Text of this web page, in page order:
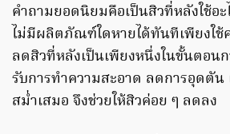
คำถามยอดนิยมคือเป็นสิวที่หลังใช้อ
ไม่มีผลิตภัณฑ์ใดหายได้ทันทีเพียงใช้
ลดสิวที่หลังเป็นเพียงหนึ่งในขั้นตอน
รับการทำความสะอาด ลดการอุดตัน
สม่ำเสมอ จึงช่วยให้สิวค่อย ๆ ลดลง